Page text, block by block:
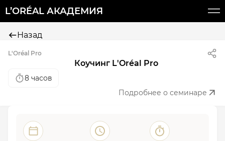
L’ORÉAL АКАДЕМИЯ
Назад
L'Oréal Pro
Коучинг L'Oréal Pro
8 часов
Подробнее о семинаре